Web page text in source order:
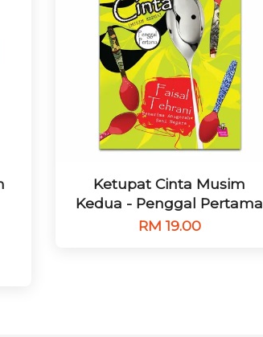
Ketupat Cinta Musim
Kedua - Penggal Pertama
RM 19.00